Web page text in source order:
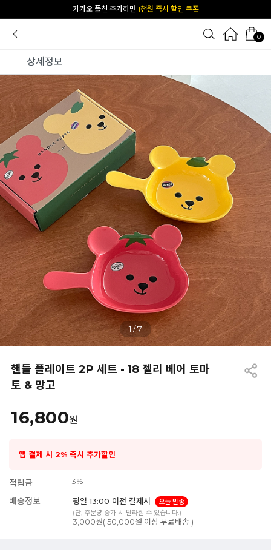
[공식몰 단독] 앱 다운받고2% 결제 할인 받기
0
상세정보
1/7
핸들 플레이트 2P 세트 - 18 젤리 베어 토마
토 & 망고
16,800원
앱 결제 시 2% 즉시 추가할인
적립금 3%
배송정보 평일 13:00 이전 결제시
오늘 발송
(단, 주문량 증가 시 달라질 수 있습니다.)
3,000원( 50,000원 이상 무료배송 )